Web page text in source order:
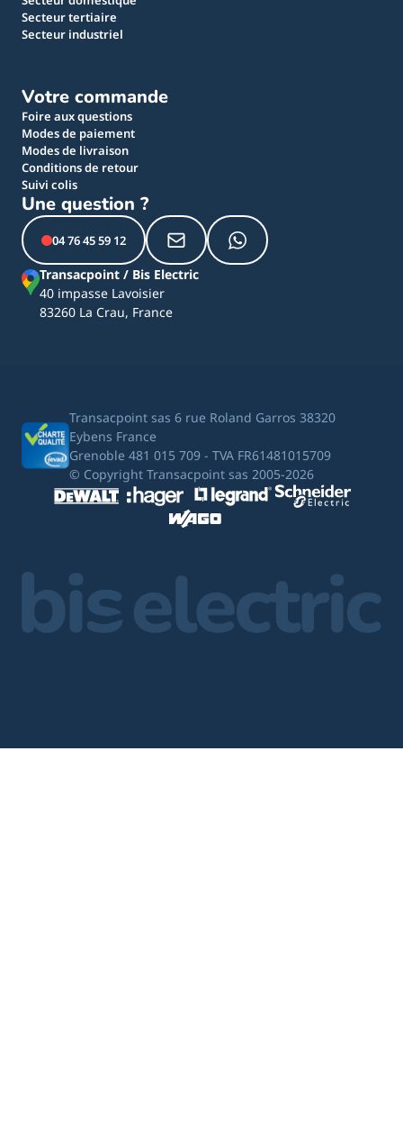
Secteur tertiaire
Secteur industriel
Votre commande
Foire aux questions
Modes de paiement
Modes de livraison
Conditions de retour
Suivi colis
Une question ?
04 76 45 59 12
Transacpoint / Bis Electric
40 impasse Lavoisier
83260 La Crau, France
Transacpoint sas 6 rue Roland Garros 38320
Eybens France
Grenoble 481 015 709 - TVA FR61481015709
© Copyright Transacpoint sas 2005-2026